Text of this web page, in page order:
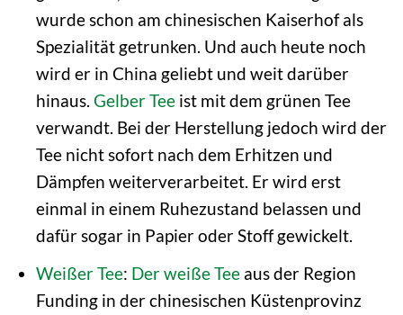
wurde schon am chinesischen Kaiserhof als
Spezialität getrunken. Und auch heute noch
wird er in China geliebt und weit darüber
hinaus. Gelber Teeist mit dem grünen Tee
verwandt. Bei der Herstellung jedoch wird der
Tee nicht sofort nach dem Erhitzen und
Dämpfen weiterverarbeitet. Er wird erst
einmal in einem Ruhezustand belassen und
dafür sogar in Papier oder Stoff gewickelt.
Weißer Tee: Der weiße Teeaus der Region
Funding in der chinesischen Küstenprovinz